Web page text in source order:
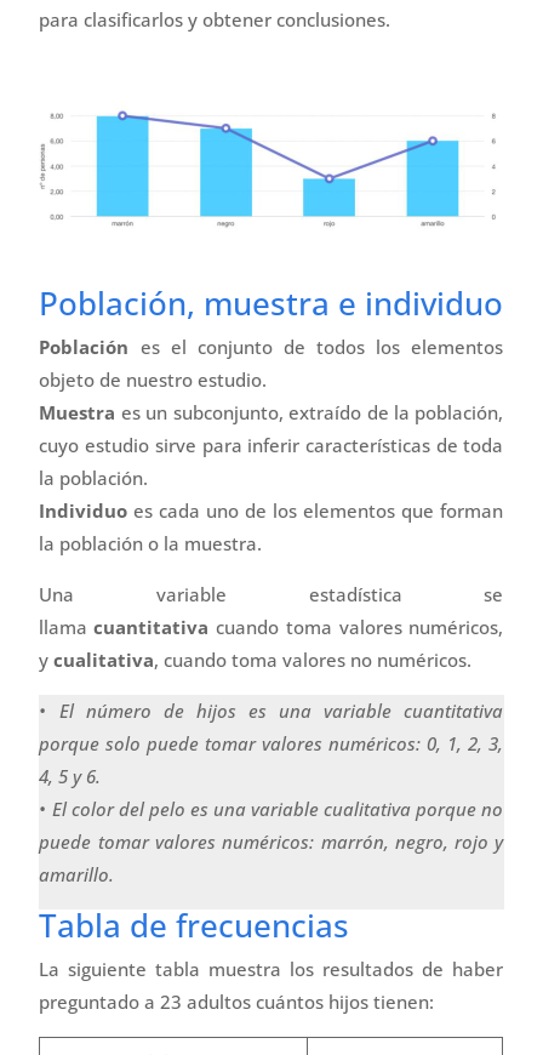
para clasificarlos y obtener conclusiones.
Población, muestra e individuo
Población es el conjunto de todos los elementos
objeto de nuestro estudio.
Muestra es un subconjunto, extraído de la población,
cuyo estudio sirve para inferir características de toda
la población.
Individuo es cada uno de los elementos que forman
la población o la muestra.
Una variable estadística se
llamacuantitativa cuando toma valores numéricos,
ycualitativa, cuando toma valores no numéricos.
• El número de hijos es una variable cuantitativa
porque solo puede tomar valores numéricos: 0, 1, 2, 3,
4, 5 y 6.
• El color del pelo es una variable cualitativa porque no
puede tomar valores numéricos: marrón, negro, rojo y
amarillo.
Tabla de frecuencias
La siguiente tabla muestra los resultados de haber
preguntado a 23 adultos cuántos hijos tienen: